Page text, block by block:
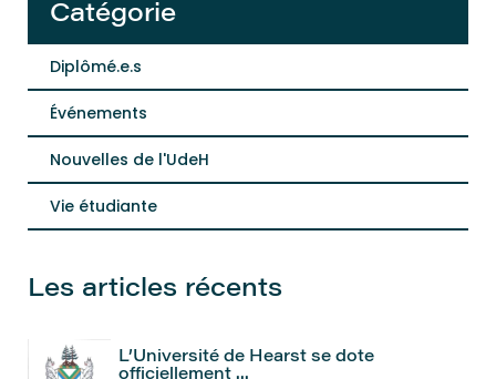
Catégorie
Diplômé.e.s
Événements
Nouvelles de l'UdeH
Vie étudiante
Les articles récents
L’Université de Hearst se dote
officiellement ...